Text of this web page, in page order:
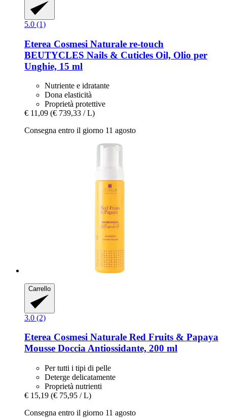
5.0 (1)
Eterea Cosmesi Naturale re-​touch
BEUTYCLES Nails & Cuticles Oil, Olio per
Unghie, 15 ml
Nutriente e idratante
Dona elasticità
Proprietà protettive
€ 11,09 (€ 739,33 / L)
Consegna entro il giorno 11 agosto
Carrello
3.0 (2)
Eterea Cosmesi Naturale Red Fruits & Papaya
Mousse Doccia Antiossidante, 200 ml
Per tutti i tipi di pelle
Deterge delicatamente
Proprietà nutrienti
€ 15,19 (€ 75,95 / L)
Consegna entro il giorno 11 agosto